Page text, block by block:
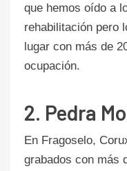
que hemos oído a
rehabilitación pero
lugar con más de
ocupación.
2. Pedra
En Fragoselo,
grabados con más